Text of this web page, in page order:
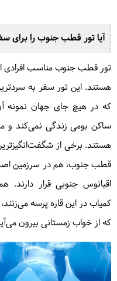
آیا تور قطب جنوب را برای
تور قطب جنوب مناسب
هستند. این تور سفر به
که در هیچ جای جهان
ساکن بومی زندگی نمی‌کند و
هستند. برخی از
قطب جنوب، هم در سرزمین
اقیانوس جنوبی قرار
کمیاب در این قاره پرسه
که از خواب زمستانی بیرون